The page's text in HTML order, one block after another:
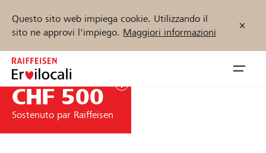
Questo sito web impiega cookie. Utilizzando il
sito ne approvi l'impiego. Maggiori informazioni
Zum
Inhalt
springen
CHF 500
Sostenuto par Raiffeisen